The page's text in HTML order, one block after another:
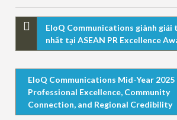
EloQ Communications giành giải
nhất tại ASEAN PR Excellence
EloQ Communications Mid-Year 2025
Professional Excellence, Community
Connection, and Regional Credibility